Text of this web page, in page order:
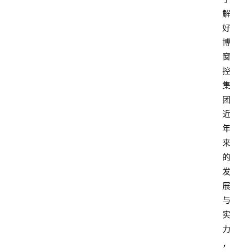
解
好
博
窗
控
集
团
近
年
来
的
发
展
与
实
力
，